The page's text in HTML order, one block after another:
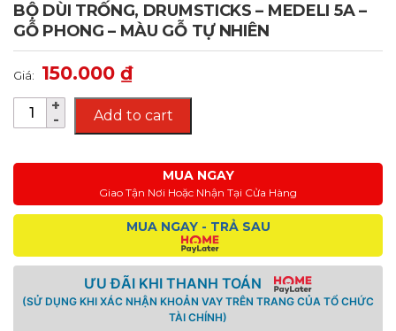
BỘ DÙI TRỐNG, DRUMSTICKS – MEDELI 5A –
GỖ PHONG – MÀU GỖ TỰ NHIÊN
Giá: 150.000 ₫
Add to cart
MUA NGAY
Giao Tận Nơi Hoặc Nhận Tại Cửa Hàng
MUA NGAY - TRẢ SAU
ƯU ĐÃI KHI THANH TOÁN
(SỬ DỤNG KHI XÁC NHẬN KHOẢN VAY TRÊN TRANG CỦA TỔ CHỨC
TÀI CHÍNH)